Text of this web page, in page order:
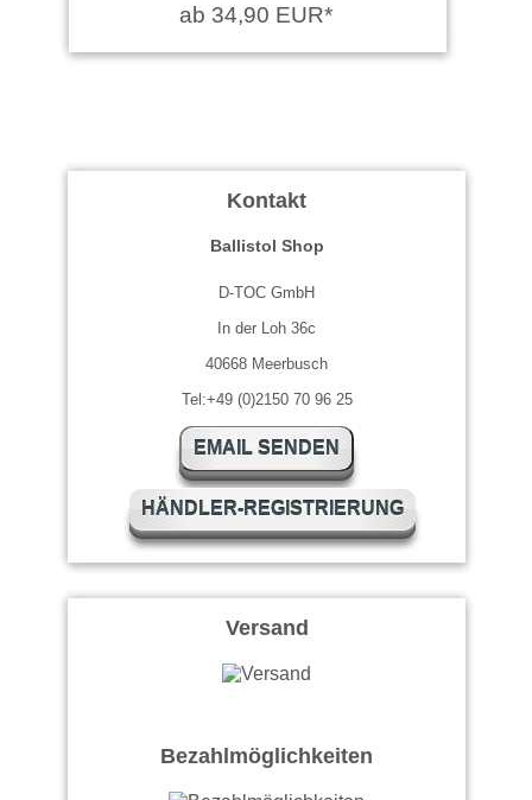
ab 34,90 EUR*
Kontakt
Ballistol Shop
D-TOC GmbH
In der Loh 36c
40668 Meerbusch
Tel:+49 (0)2150 70 96 25
EMAIL SENDEN
HÄNDLER-REGISTRIERUNG
Versand
Bezahlmöglichkeiten